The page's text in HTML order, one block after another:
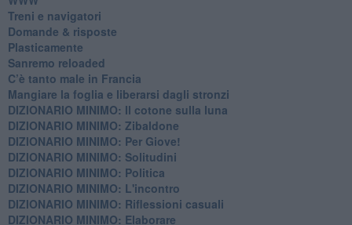
​Treni e navigatori
​Domande & risposte
​Plasticamente
Sanremo reloaded
C’è tanto male in Francia
​Mangiare la foglia e liberarsi dagli stronzi
DIZIONARIO MINIMO: Il cotone sulla luna
DIZIONARIO MINIMO: Zibaldone
DIZIONARIO MINIMO: Per Giove!
DIZIONARIO MINIMO: Solitudini
DIZIONARIO MINIMO: Politica
DIZIONARIO MINIMO: L'incontro
DIZIONARIO MINIMO: Riflessioni casuali
DIZIONARIO MINIMO: Elaborare